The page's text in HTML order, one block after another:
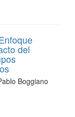
del
Boggiano